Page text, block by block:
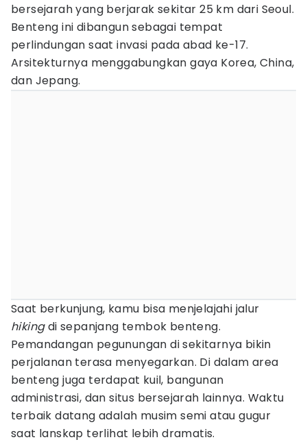
bersejarah yang berjarak sekitar 25 km dari Seoul.
Benteng ini dibangun sebagai tempat
perlindungan saat invasi pada abad ke-17.
Arsitekturnya menggabungkan gaya Korea, China,
dan Jepang.
Saat berkunjung, kamu bisa menjelajahi jalur
hikingdi sepanjang tembok benteng.
Pemandangan pegunungan di sekitarnya bikin
perjalanan terasa menyegarkan. Di dalam area
benteng juga terdapat kuil, bangunan
administrasi, dan situs bersejarah lainnya. Waktu
terbaik datang adalah musim semi atau gugur
saat lanskap terlihat lebih dramatis.